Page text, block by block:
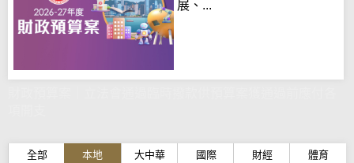
展、...
全部 本地 大中華 國際 財經 體育